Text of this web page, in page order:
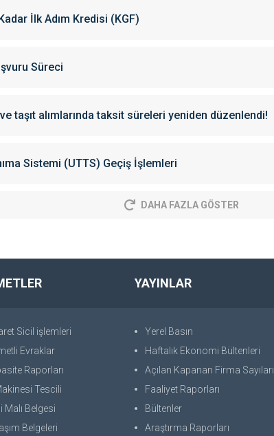
İlk Adım Kredisi (KGF)
Süreci
taşıt alımlarında taksit süreleri yeniden düzenlendi!
Sistemi (UTTS) Geçiş İşlemleri
DAHA FAZLA GÖSTER
Sicil işlemleri
Evraklar
Raporları
Tescili
Malı Belgesi
Belgeleri
YAYINLAR
Yerel Basın
Haftalık Ekonomi Bültenleri
Açılan Kapanan Firma Sayıları
Faaliyet Raporları
Bültenler
Araştırma Raporları